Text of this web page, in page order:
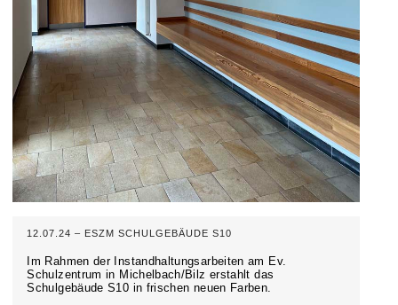
12.07.24 – ESZM SCHULGEBÄUDE S10
Im Rahmen der Instandhaltungsarbeiten am Ev.
Schulzentrum in Michelbach/Bilz erstahlt das
Schulgebäude S10 in frischen neuen Farben.